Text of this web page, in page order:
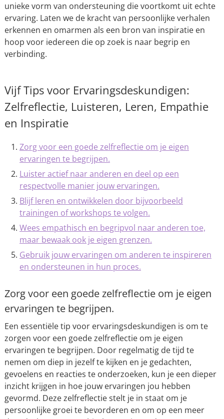
unieke vorm van ondersteuning die voortkomt uit echte
ervaring. Laten we de kracht van persoonlijke verhalen
erkennen en omarmen als een bron van inspiratie en
hoop voor iedereen die op zoek is naar begrip en
verbinding.
Vijf Tips voor Ervaringsdeskundigen:
Zelfreflectie, Luisteren, Leren, Empathie
en Inspiratie
Zorg voor een goede zelfreflectie om je eigen
ervaringen te begrijpen.
Luister actief naar anderen en deel op een
respectvolle manier jouw ervaringen.
Blijf leren en ontwikkelen door bijvoorbeeld
trainingen of workshops te volgen.
Wees empathisch en begripvol naar anderen toe,
maar bewaak ook je eigen grenzen.
Gebruik jouw ervaringen om anderen te inspireren
en ondersteunen in hun proces.
Zorg voor een goede zelfreflectie om je eigen
ervaringen te begrijpen.
Een essentiële tip voor ervaringsdeskundigen is om te
zorgen voor een goede zelfreflectie om je eigen
ervaringen te begrijpen. Door regelmatig de tijd te
nemen om diep in jezelf te kijken en je gedachten,
gevoelens en reacties te onderzoeken, kun je een dieper
inzicht krijgen in hoe jouw ervaringen jou hebben
gevormd. Deze zelfreflectie stelt je in staat om je
persoonlijke groei te bevorderen en om op een meer